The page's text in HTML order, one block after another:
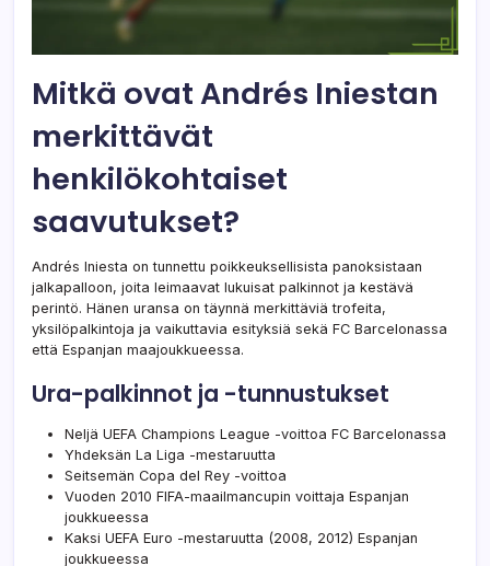
Mitkä ovat Andrés Iniestan
merkittävät
henkilökohtaiset
saavutukset?
Andrés Iniesta on tunnettu poikkeuksellisista panoksistaan
jalkapalloon, joita leimaavat lukuisat palkinnot ja kestävä
perintö. Hänen uransa on täynnä merkittäviä trofeita,
yksilöpalkintoja ja vaikuttavia esityksiä sekä FC Barcelonassa
että Espanjan maajoukkueessa.
Ura-palkinnot ja -tunnustukset
Neljä UEFA Champions League -voittoa FC Barcelonassa
Yhdeksän La Liga -mestaruutta
Seitsemän Copa del Rey -voittoa
Vuoden 2010 FIFA-maailmancupin voittaja Espanjan
joukkueessa
Kaksi UEFA Euro -mestaruutta (2008, 2012) Espanjan
joukkueessa